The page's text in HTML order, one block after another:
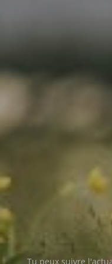
Tu peux suivre